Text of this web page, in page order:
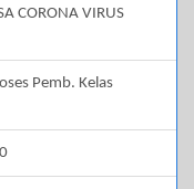
CORONA VIRUS
Pemb. Kelas